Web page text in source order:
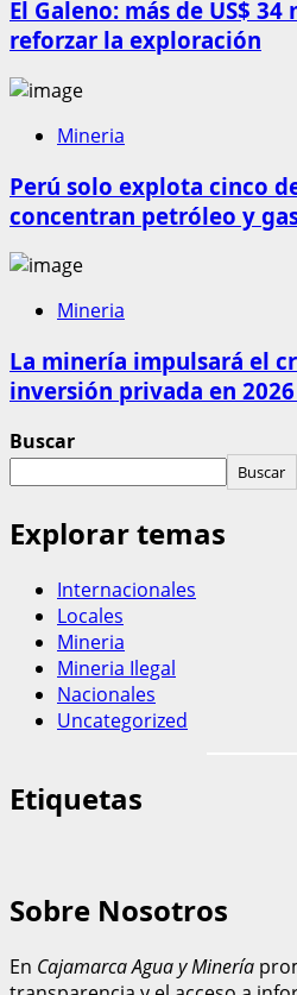
El Galeno: más de US$
reforzar la exploración
Mineria
Perú solo explota cinco
concentran petróleo y
Mineria
La minería impulsará el
inversión privada en
Buscar
Buscar
Explorar temas
Internacionales
Locales
Mineria
Mineria Ilegal
Nacionales
Uncategorized
Etiquetas
Sobre Nosotros
En Cajamarca Agua y Minería